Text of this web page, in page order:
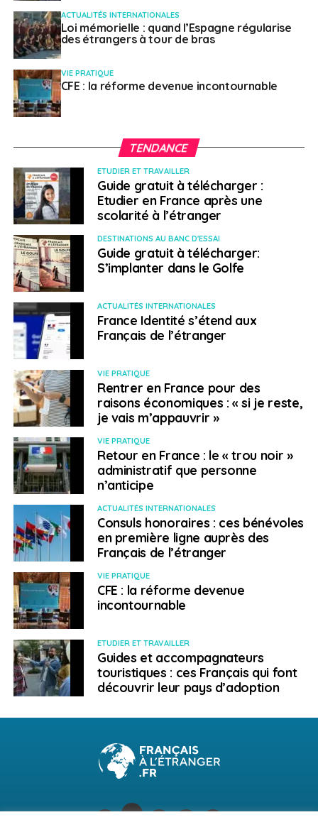
ACTUALITÉS INTERNATIONALES
Loi mémorielle : quand l’Espagne régularise
des étrangers à tour de bras
VIE PRATIQUE
CFE : la réforme devenue incontournable
TENDANCE
ETUDIER ET TRAVAILLER
Guide gratuit à télécharger :
Etudier en France après une
scolarité à l’étranger
DESTINATIONS AU BANC D'ESSAI
Guide gratuit à télécharger:
S’implanter dans le Golfe
ACTUALITÉS INTERNATIONALES
France Identité s’étend aux
Français de l’étranger
VIE PRATIQUE
Rentrer en France pour des
raisons économiques : « si je reste,
je vais m’appauvrir »
VIE PRATIQUE
Retour en France : le « trou noir »
administratif que personne
n’anticipe
ACTUALITÉS INTERNATIONALES
Consuls honoraires : ces bénévoles
en première ligne auprès des
Français de l’étranger
VIE PRATIQUE
CFE : la réforme devenue
incontournable
ETUDIER ET TRAVAILLER
Guides et accompagnateurs
touristiques : ces Français qui font
découvrir leur pays d’adoption